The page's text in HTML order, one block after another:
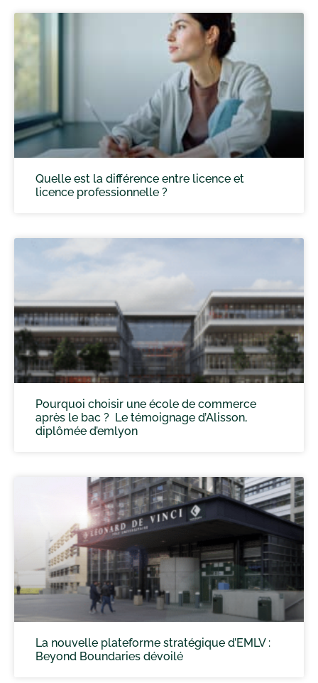
Quelle est la différence entre licence et
licence professionnelle ?
Pourquoi choisir une école de commerce
après le bac ? Le témoignage d’Alisson,
diplômée d’emlyon
La nouvelle plateforme stratégique d’EMLV :
Beyond Boundaries dévoilé